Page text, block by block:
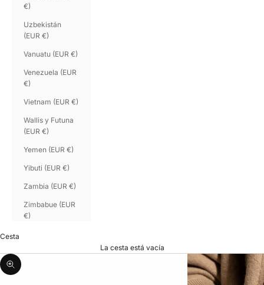
€)
Uzbekistán
(EUR €)
Vanuatu (EUR €)
Venezuela (EUR
€)
Vietnam (EUR €)
Wallis y Futuna
(EUR €)
Yemen (EUR €)
Yibuti (EUR €)
Zambia (EUR €)
Zimbabue (EUR
€)
Cesta
La cesta está vacía
Zoom